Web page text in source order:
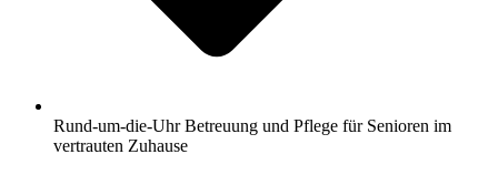
Rund-um-die-Uhr Betreuung und Pflege für Senioren im
vertrauten Zuhause